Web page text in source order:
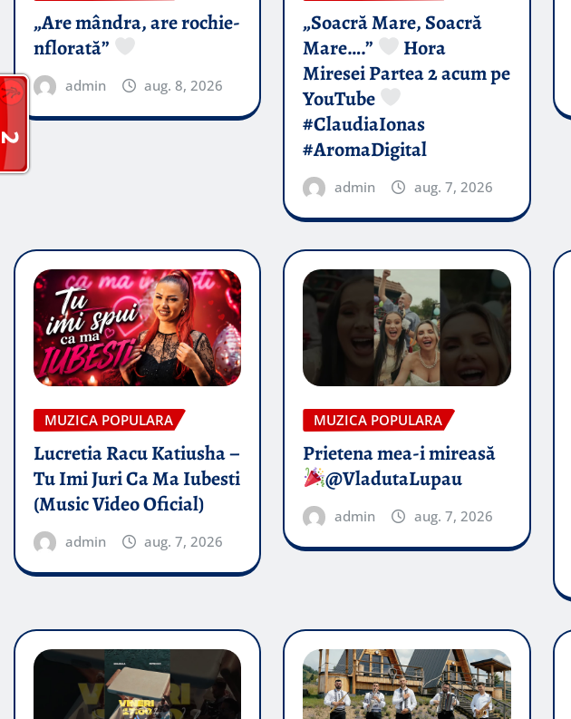
„Are mândra, are rochie-
nflorată”
admin aug. 8, 2026
„Soacră Mare, Soacră
Mare….”
Hora
Miresei Partea 2 acum pe
YouTube
#ClaudiaIonas
#AromaDigital
admin aug. 7, 2026
MUZICA POPULARA
Lucretia Racu Katiusha –
Tu Imi Juri Ca Ma Iubesti
(Music Video Oficial)
admin aug. 7, 2026
MUZICA POPULARA
Prietena mea-i mireasă​
@VladutaLupau
admin aug. 7, 2026